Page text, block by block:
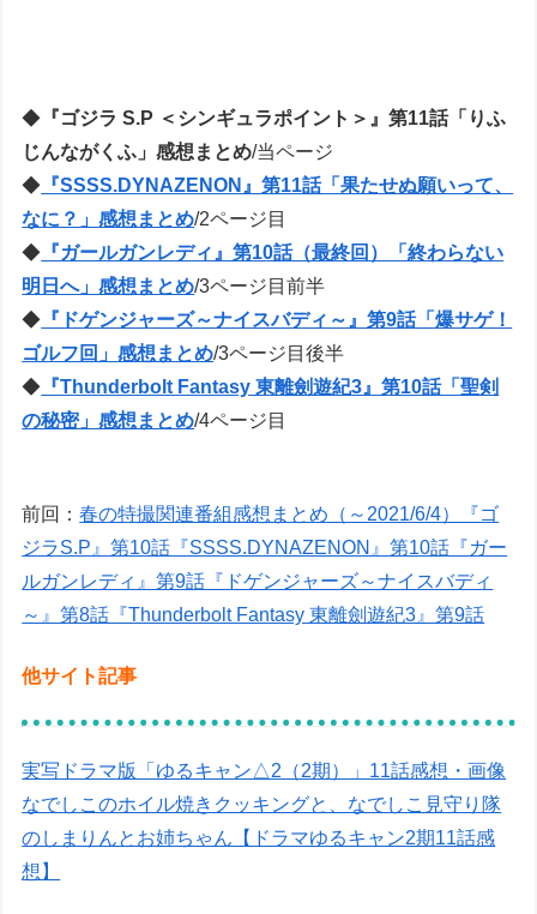
◆ 『ゴジラ S.P ＜シンギュラポイント＞』第11話「りふ
じんながくふ」感想まとめ/当ページ
◆ 『SSSS.DYNAZENON』第11話「果たせぬ願いって、
なに？」感想まとめ/2ページ目
◆ 『ガールガンレディ』第10話（最終回）「終わらない
明日へ」感想まとめ/3ページ目前半
◆ 『ドゲンジャーズ～ナイスバディ～』第9話「爆サゲ！
ゴルフ回」感想まとめ/3ページ目後半
◆ 『Thunderbolt Fantasy 東離劍遊紀3』第10話「聖剣
の秘密」感想まとめ/4ページ目
前回：春の特撮関連番組感想まとめ（～2021/6/4）『ゴ
ジラS.P』第10話『SSSS.DYNAZENON』第10話『ガー
ルガンレディ』第9話『ドゲンジャーズ～ナイスバディ
～』第8話『Thunderbolt Fantasy 東離劍遊紀3』第9話
他サイト記事
実写ドラマ版「ゆるキャン△2（2期）」11話感想・画像
なでしこのホイル焼きクッキングと、なでしこ見守り隊
のしまりんとお姉ちゃん【ドラマゆるキャン2期11話感
想】